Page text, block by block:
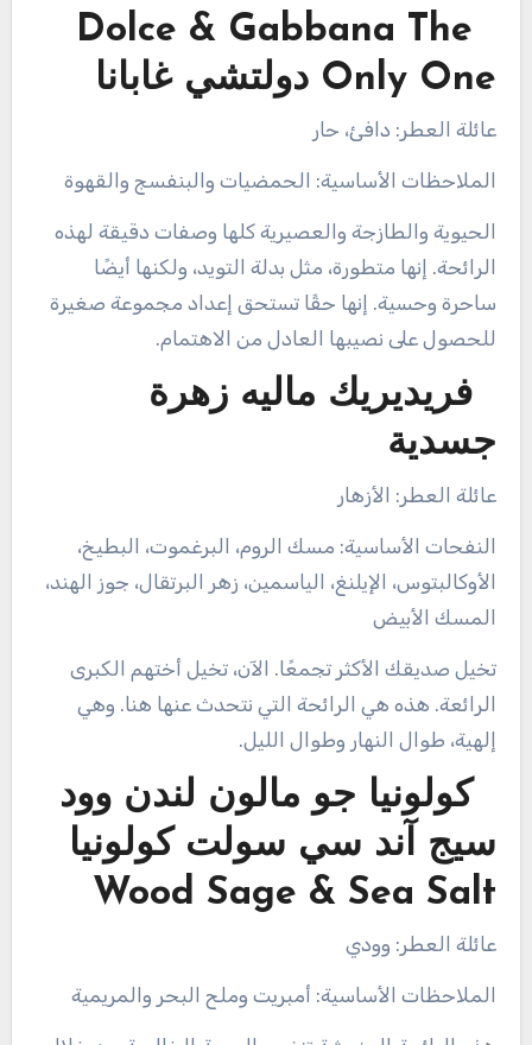
Dolce & Gabbana The
Only One دولتشي غابانا
عائلة العطر: دافئ، حار
الملاحظات الأساسية: الحمضيات والبنفسج والقهوة
الحيوية والطازجة والعصيرية كلها وصفات دقيقة لهذه
الرائحة. إنها متطورة، مثل بدلة التويد، ولكنها أيضًا
ساحرة وحسية. إنها حقًا تستحق إعداد مجموعة صغيرة
للحصول على نصيبها العادل من الاهتمام.
فريديريك ماليه زهرة
جسدية
عائلة العطر: الأزهار
النفحات الأساسية: مسك الروم، البرغموت، البطيخ،
الأوكالبتوس، الإيلنغ، الياسمين، زهر البرتقال، جوز الهند،
المسك الأبيض
تخيل صديقك الأكثر تجمعًا. الآن، تخيل أختهم الكبرى
الرائعة. هذه هي الرائحة التي نتحدث عنها هنا. وهي
إلهية، طوال النهار وطوال الليل.
كولونيا جو مالون لندن وود
سيج آند سي سولت كولونيا
Wood Sage & Sea Salt
عائلة العطر: وودي
الملاحظات الأساسية: أمبريت وملح البحر والمريمية